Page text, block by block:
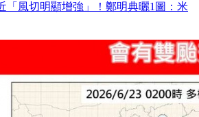
風切明顯增強」！鄭明典曬1圖：米